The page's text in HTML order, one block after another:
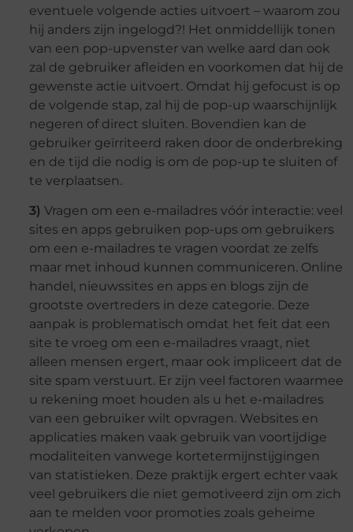
eventuele volgende acties uitvoert – waarom zou
hij anders zijn ingelogd?! Het onmiddellijk tonen
van een pop-upvenster van welke aard dan ook
zal de gebruiker afleiden en voorkomen dat hij de
gewenste actie uitvoert. Omdat hij gefocust is op
de volgende stap, zal hij de pop-up waarschijnlijk
negeren of direct sluiten. Bovendien kan de
gebruiker geïrriteerd raken door de onderbreking
en de tijd die nodig is om de pop-up te sluiten of
te verplaatsen.
3) Vragen om een ​​e-mailadres vóór interactie: veel
sites en apps gebruiken pop-ups om gebruikers
om een ​​e-mailadres te vragen voordat ze zelfs
maar met inhoud kunnen communiceren. Online
handel, nieuwssites en apps en blogs zijn de
grootste overtreders in deze categorie. Deze
aanpak is problematisch omdat het feit dat een
site te vroeg om een ​​e-mailadres vraagt, niet
alleen mensen ergert, maar ook impliceert dat de
site spam verstuurt. Er zijn veel factoren waarmee
u rekening moet houden als u het e-mailadres
van een gebruiker wilt opvragen. Websites en
applicaties maken vaak gebruik van voortijdige
modaliteiten vanwege kortetermijnstijgingen
van statistieken. Deze praktijk ergert echter vaak
veel gebruikers die niet gemotiveerd zijn om zich
aan te melden voor promoties zoals geheime